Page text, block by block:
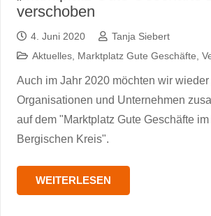
verschoben
4. Juni 2020
Tanja Siebert
Aktuelles, Marktplatz Gute Geschäfte
Auch im Jahr 2020 möchten wir
Organisationen und Unternehmen
auf dem "Marktplatz Gute Geschäfte
Bergischen Kreis".
WEITERLESEN